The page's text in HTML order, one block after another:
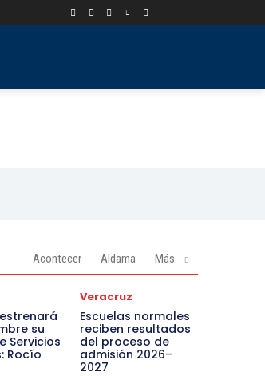
Acontecer Aldama Más
su
Servicios
Rocío
Veracruz
Escuelas normales
reciben resultados
del proceso de
admisión 2026–
2027